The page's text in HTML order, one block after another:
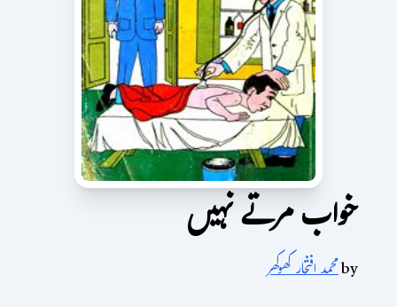
خواب مرتے نہیں
byمحمد افتخار کھوکھر